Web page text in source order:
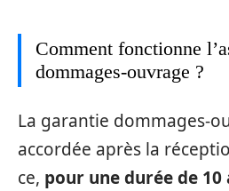
Comment fonctionne
dommages-ouvrage ?
La garantie dommages-
accordée après la
ce, pour une durée de 10